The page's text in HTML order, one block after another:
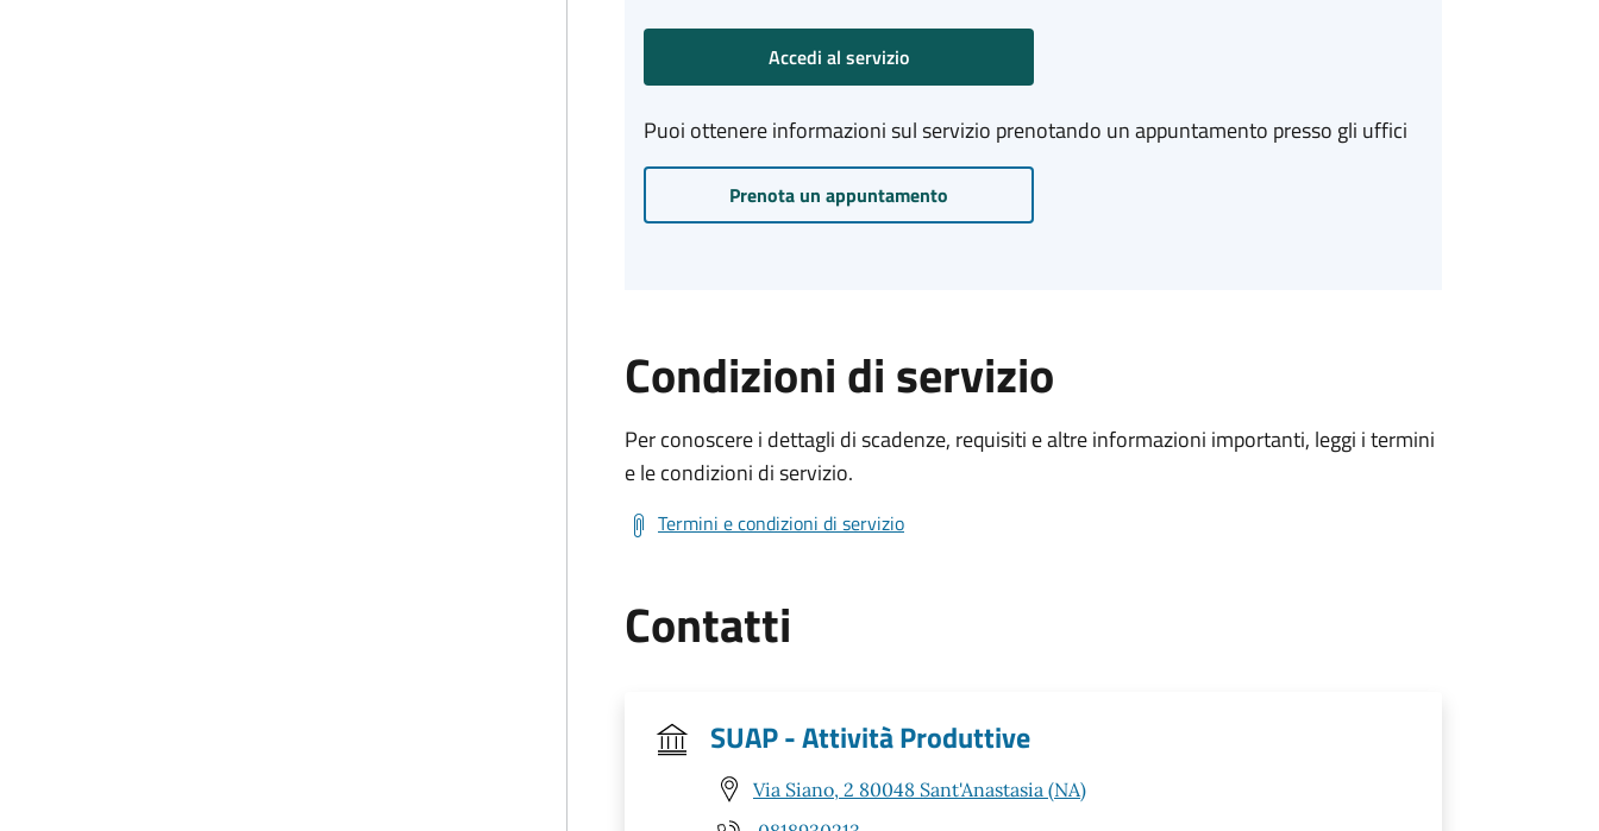
Accedi al servizio
Puoi ottenere informazioni sul servizio prenotando un appuntamento presso gli uffici
Prenota un appuntamento
Condizioni di servizio
Per conoscere i dettagli di scadenze, requisiti e altre informazioni importanti, leggi i termini
e le condizioni di servizio.
Termini e condizioni di servizio
Contatti
SUAP - Attività Produttive
Via Siano, 2 80048 Sant'Anastasia (NA)